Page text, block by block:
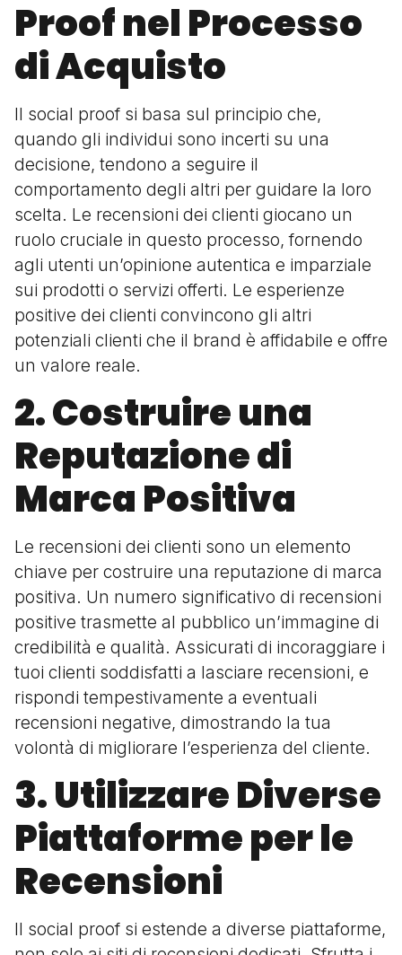
Proof nel Processo
di Acquisto
Il social proof si basa sul principio che,
quando gli individui sono incerti su una
decisione, tendono a seguire il
comportamento degli altri per guidare la loro
scelta. Le recensioni dei clienti giocano un
ruolo cruciale in questo processo, fornendo
agli utenti un’opinione autentica e imparziale
sui prodotti o servizi offerti. Le esperienze
positive dei clienti convincono gli altri
potenziali clienti che il brand è affidabile e offre
un valore reale.
2. Costruire una
Reputazione di
Marca Positiva
Le recensioni dei clienti sono un elemento
chiave per costruire una reputazione di marca
positiva. Un numero significativo di recensioni
positive trasmette al pubblico un’immagine di
credibilità e qualità. Assicurati di incoraggiare i
tuoi clienti soddisfatti a lasciare recensioni, e
rispondi tempestivamente a eventuali
recensioni negative, dimostrando la tua
volontà di migliorare l’esperienza del cliente.
3. Utilizzare Diverse
Piattaforme per le
Recensioni
Il social proof si estende a diverse piattaforme,